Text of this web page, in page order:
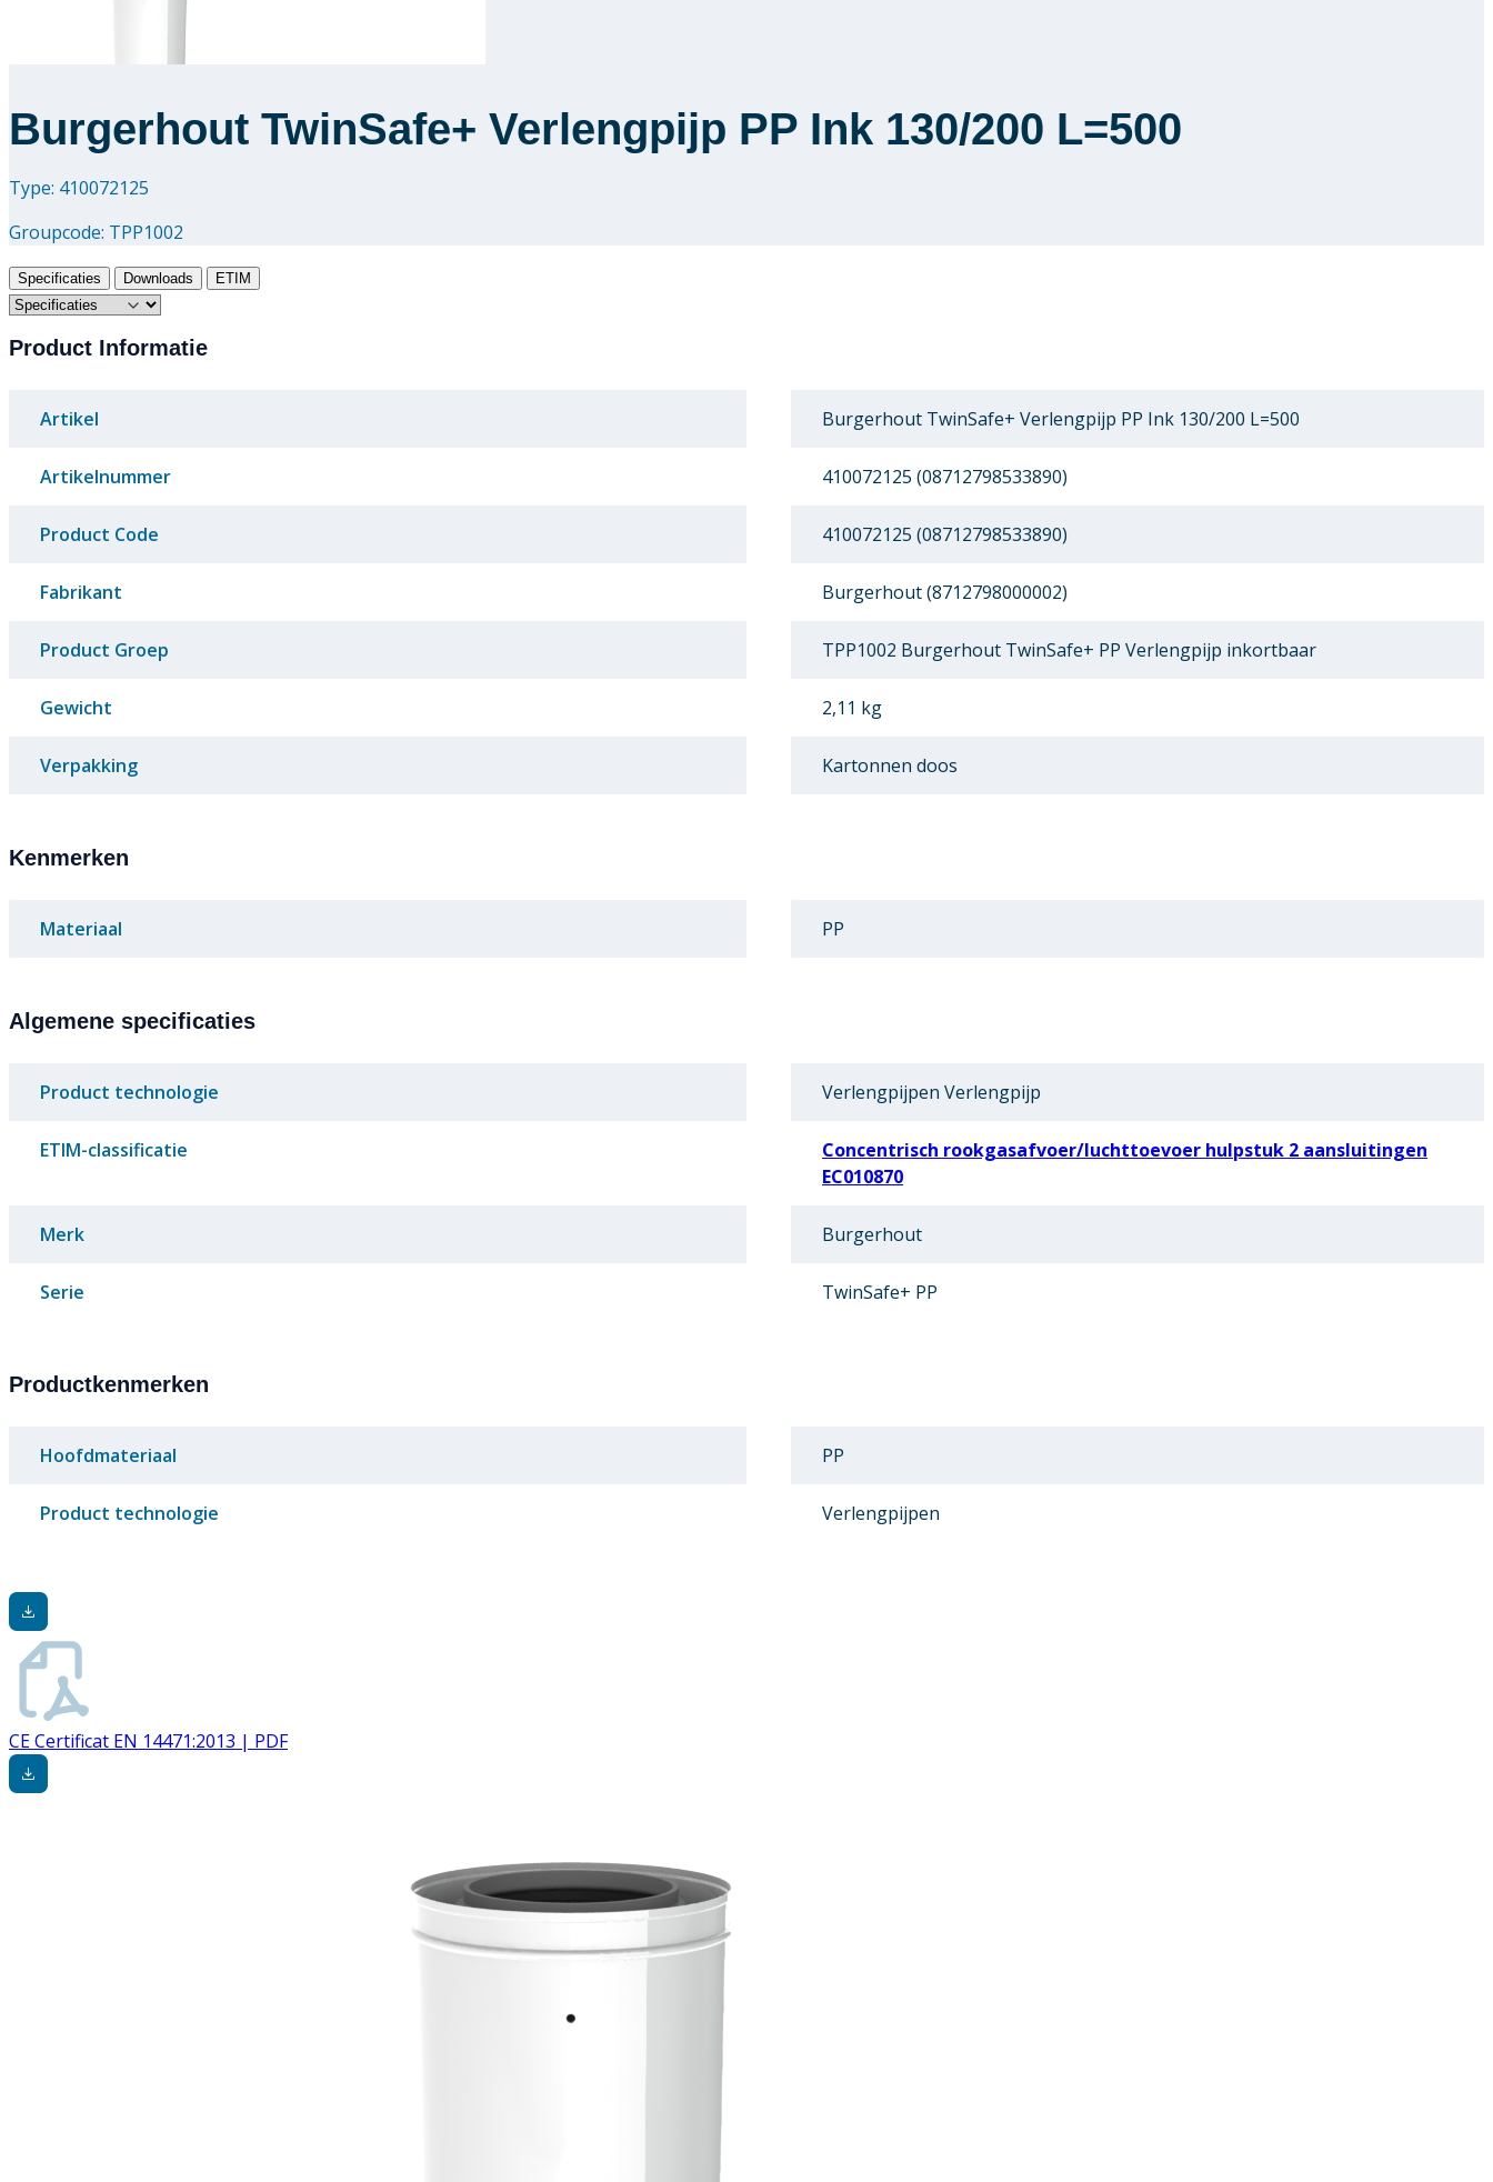
Burgerhout TwinSafe+ Verlengpijp PP Ink 130/200 L=500
Type: 410072125
Groupcode: TPP1002
Specificaties Downloads ETIM
Product Informatie
Artikel Burgerhout TwinSafe+ Verlengpijp PP Ink 130/200 L=500
Artikelnummer 410072125 (08712798533890)
Product Code 410072125 (08712798533890)
Fabrikant Burgerhout (8712798000002)
Product Groep TPP1002 Burgerhout TwinSafe+ PP Verlengpijp inkortbaar
Gewicht 2,11 kg
Verpakking Kartonnen doos
Kenmerken
Materiaal PP
Algemene specificaties
Product technologie Verlengpijpen Verlengpijp
ETIM-classificatie
Concentrisch rookgasafvoer/luchttoevoer hulpstuk 2 aansluitingen
EC010870
Merk Burgerhout
Serie TwinSafe+ PP
Productkenmerken
Hoofdmateriaal PP
Product technologie Verlengpijpen
CE Certificat EN 14471:2013 | PDF